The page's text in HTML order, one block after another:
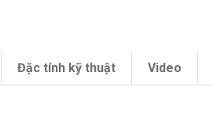
Đặc tính kỹ thuật Video